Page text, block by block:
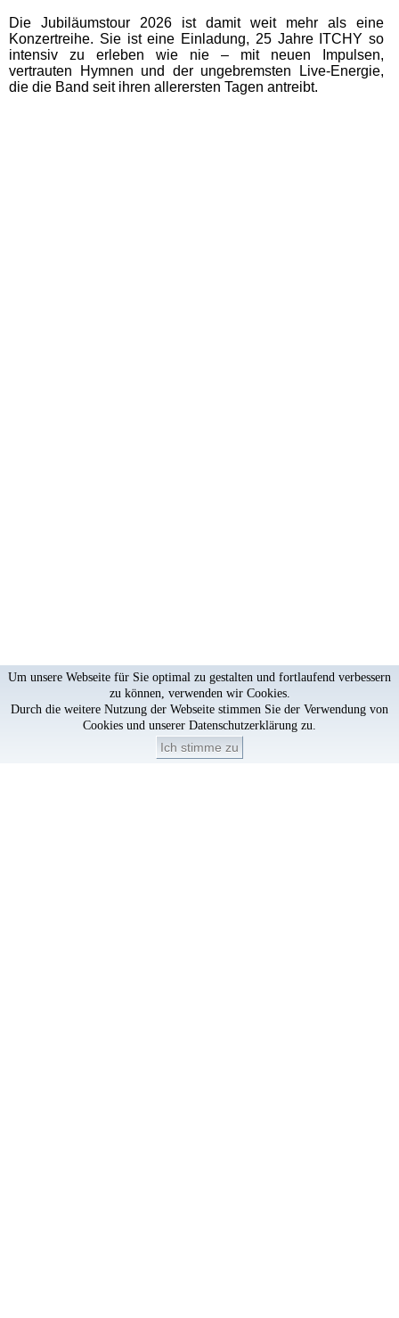
Die Jubiläumstour 2026 ist damit weit mehr als eine
Konzertreihe. Sie ist eine Einladung, 25 Jahre ITCHY so
intensiv zu erleben wie nie – mit neuen Impulsen,
vertrauten Hymnen und der ungebremsten Live-Energie,
die die Band seit ihren allerersten Tagen antreibt.
Um unsere Webseite für Sie optimal zu gestalten und fortlaufend verbessern
zu können, verwenden wir Cookies.
Durch die weitere Nutzung der Webseite stimmen Sie der Verwendung von
Cookies und unserer Datenschutzerklärung zu.
Ich stimme zu